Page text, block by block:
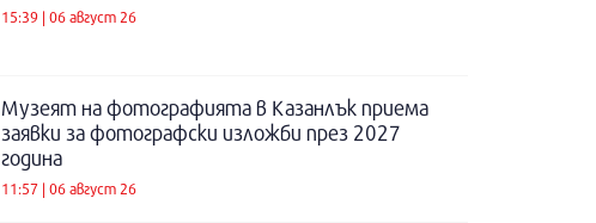
15:39 | 06 август 26
Музеят на фотографията в Казанлък приема
заявки за фотографски изложби през 2027
година
11:57 | 06 август 26